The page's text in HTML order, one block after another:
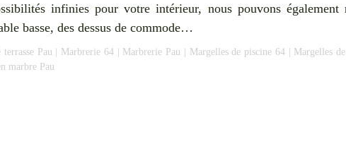
infinies pour votre intérieur, nous pouvons également
basse, des dessus de commode…
terrasse Pau | Marbrerie 64| Marbrerie Pau | Margelles de piscine 64| Margelles
marbre Pau